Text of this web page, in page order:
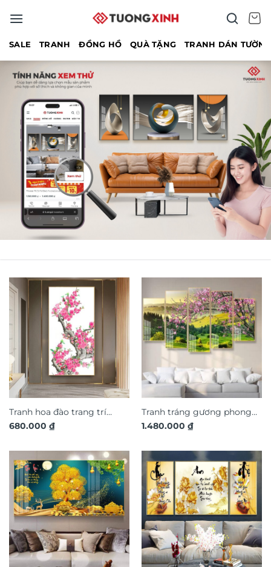
qua
SALE TRANH ĐỒNG HỒ QUÀ TẶNG TRANH DÁN
Tranh hoa đào trang trí
phòng khách TG3206
680.000 ₫
Tranh tráng gương phong
cảnh thiên nhiên trang trí
1.480.000 ₫